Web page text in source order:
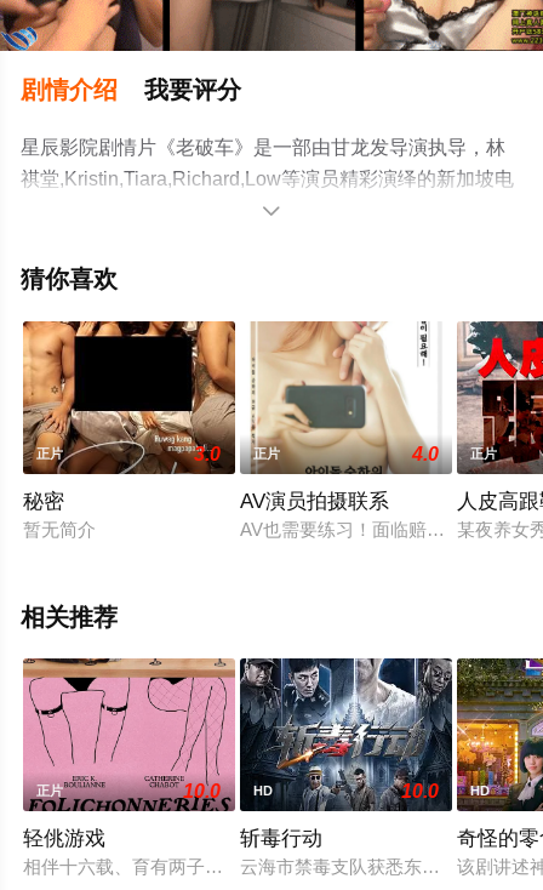
剧情介绍 我要评分
星辰影院剧情片《老破车》是一部由甘龙发导演执导，林
祺堂,Kristin,Tiara,Richard,Low等演员精彩演绎的新加坡电
影，手机免费观看高清无删减完整版电影大全就上星辰影
平台了解。

猜你喜欢
正片 3.0
秘密
暂无简介
正片 4.0
AV演员拍摄联系
AV也需要练习！面临赔偿成人电影
正片
人皮高
某夜养女
相关推荐
正片 10.0
轻佻游戏
相伴十六载、育有两子的弗朗索瓦与朱莉陷入灵肉疏离。为探
HD 10.0
斩毒行动
云海市禁毒支队获悉东南亚毒王廖爷
HD
奇怪的
该剧讲述